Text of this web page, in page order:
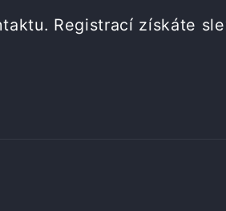
Registrací získáte